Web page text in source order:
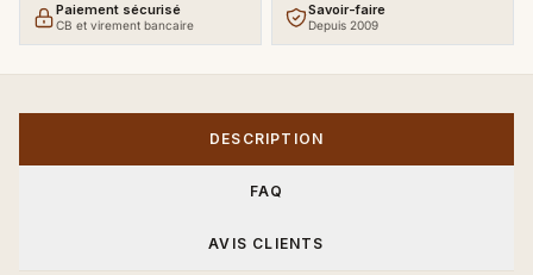
Paiement sécurisé
CB et virement bancaire
Savoir-faire
Depuis 2009
DESCRIPTION
FAQ
AVIS CLIENTS